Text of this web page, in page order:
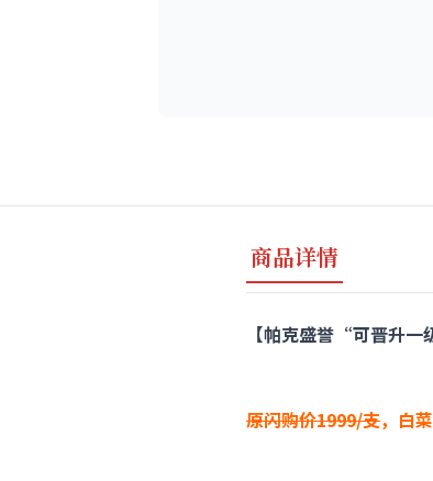
商品详情
【帕克盛誉“可晋升
原闪购价1999/支，白